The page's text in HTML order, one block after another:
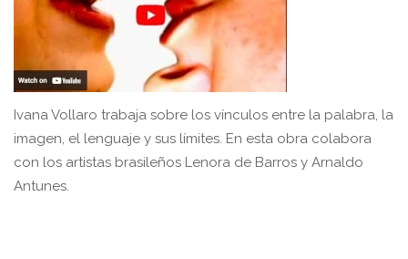
Ivana Vollaro trabaja sobre los vínculos entre la palabra, la
imagen, el lenguaje y sus límites. En esta obra colabora
con los artistas brasileños Lenora de Barros y Arnaldo
Antunes.